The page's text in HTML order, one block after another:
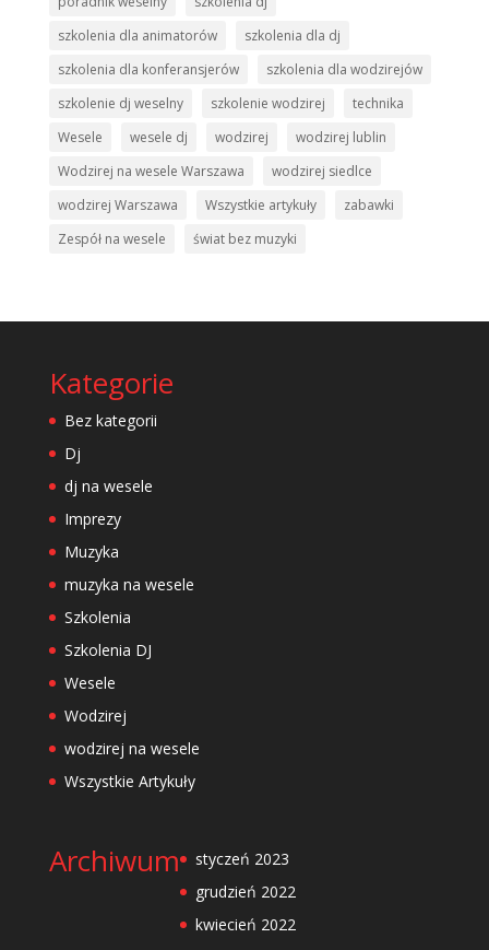
szkolenia dla animatorów
szkolenia dla dj
szkolenia dla konferansjerów
szkolenia dla wodzirejów
szkolenie dj weselny
szkolenie wodzirej
technika
Wesele
wesele dj wodzirej
wodzirej lublin
Wodzirej na wesele Warszawa
wodzirej siedlce
wodzirej Warszawa
Wszystkie artykuły
zabawki
Zespół na wesele
świat bez muzyki
Kategorie
Bez kategorii
Dj
dj na wesele
Imprezy
Muzyka
muzyka na wesele
Szkolenia
Szkolenia DJ
Wesele
Wodzirej
wodzirej na wesele
Wszystkie Artykuły
Archiwum
styczeń 2023
grudzień 2022
kwiecień 2022